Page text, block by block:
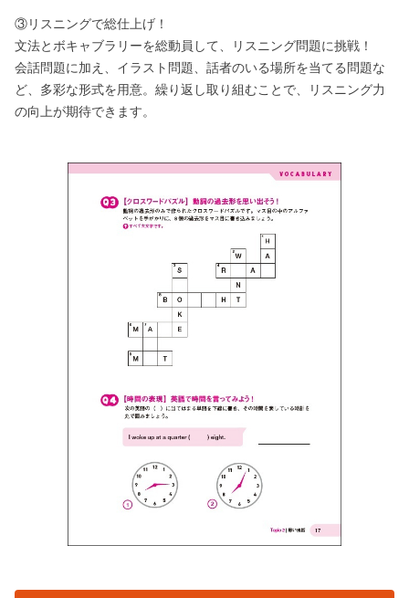
③リスニングで総仕上げ！
文法とボキャブラリーを総動員して、リスニング問題に挑戦！
会話問題に加え、イラスト問題、話者のいる場所を当てる問題な
ど、多彩な形式を用意。繰り返し取り組むことで、リスニング力
の向上が期待できます。